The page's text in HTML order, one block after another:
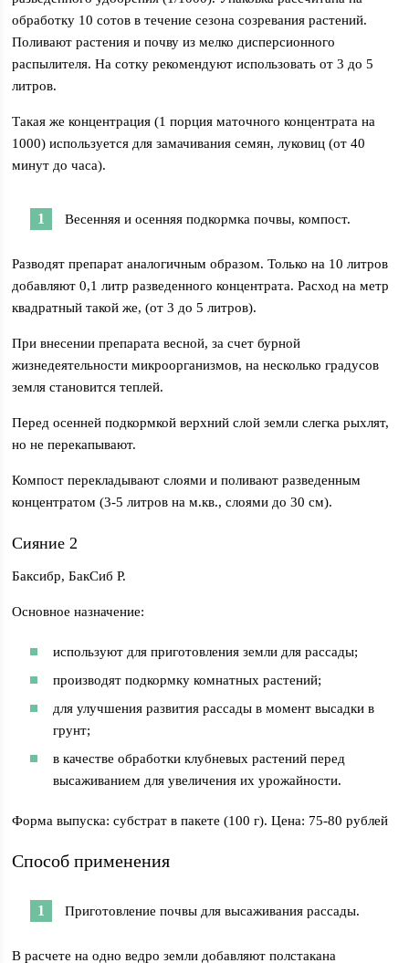
обработку 10 сотов в течение сезона созревания растений.
Поливают растения и почву из мелко дисперсионного
распылителя. На сотку рекомендуют использовать от 3 до 5
литров.
Такая же концентрация (1 порция маточного концентрата на
1000) используется для замачивания семян, луковиц (от 40
минут до часа).
Весенняя и осенняя подкормка почвы, компост.
Разводят препарат аналогичным образом. Только на 10 литров
добавляют 0,1 литр разведенного концентрата. Расход на метр
квадратный такой же, (от 3 до 5 литров).
При внесении препарата весной, за счет бурной
жизнедеятельности микроорганизмов, на несколько градусов
земля становится теплей.
Перед осенней подкормкой верхний слой земли слегка рыхлят,
но не перекапывают.
Компост перекладывают слоями и поливают разведенным
концентратом (3-5 литров на м.кв., слоями до 30 см).
Сияние 2
Баксибр, БакСиб Р.
Основное назначение:
используют для приготовления земли для рассады;
производят подкормку комнатных растений;
для улучшения развития рассады в момент высадки в
грунт;
в качестве обработки клубневых растений перед
высаживанием для увеличения их урожайности.
Форма выпуска: субстрат в пакете (100 г). Цена: 75-80 рублей
Способ применения
Приготовление почвы для высаживания рассады.
В расчете на одно ведро земли добавляют полстакана